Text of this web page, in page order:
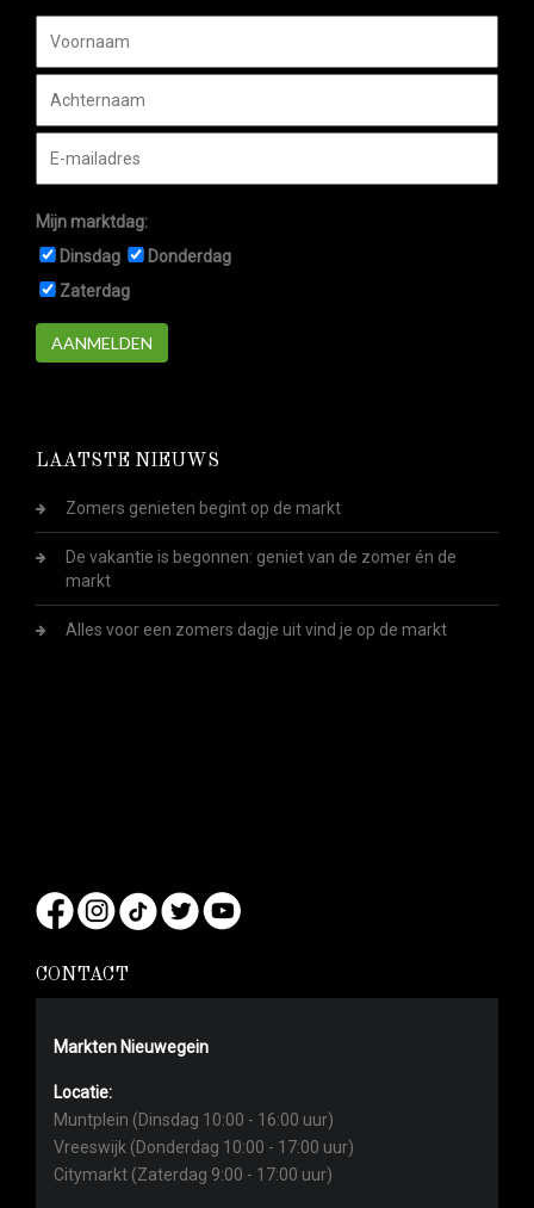
Mijn marktdag:
Dinsdag
Donderdag
Zaterdag
AANMELDEN
LAATSTE NIEUWS
Zomers genieten begint op de markt
De vakantie is begonnen: geniet van de zomer én de
markt
Alles voor een zomers dagje uit vind je op de markt
CONTACT
Markten Nieuwegein
Locatie:
Muntplein (Dinsdag 10:00 - 16:00 uur)
Vreeswijk (Donderdag 10:00 - 17:00 uur)
Citymarkt (Zaterdag 9:00 - 17:00 uur)